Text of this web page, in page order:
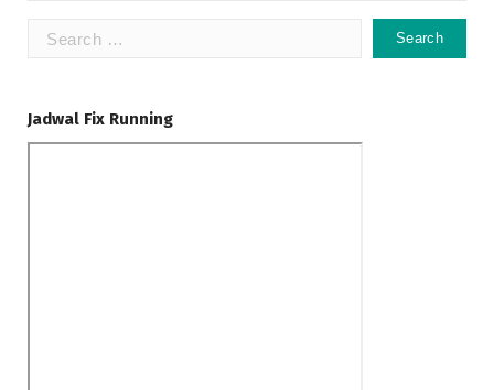
Search
Jadwal Fix Running